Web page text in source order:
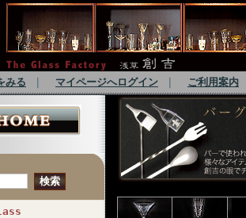
みる マイページへログイン ご利用案内